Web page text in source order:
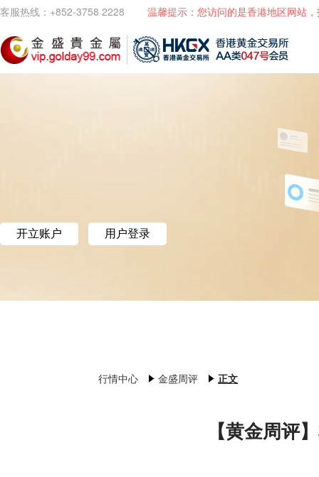
客服热线：+852-3758 2228 温馨提示：您访问的是香港地区网站
开立账户 用户登录
行情中心 金盛周评 正文
【黄金周评